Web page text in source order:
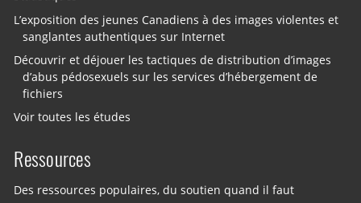
L’exposition des jeunes Canadiens à des images violentes et
sanglantes authentiques sur Internet
Découvrir et déjouer les tactiques de distribution d’images
d’abus pédosexuels sur les services d’hébergement de
fichiers
Voir toutes les études
Ressources
Des ressources populaires, du soutien quand il faut